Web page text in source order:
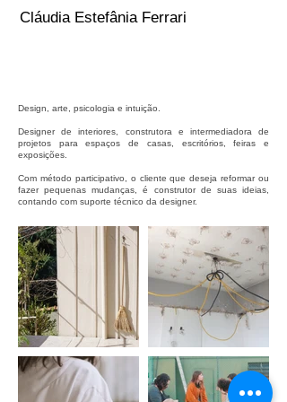
Cláudia Estefânia Ferrari
Design, arte, psicologia e intuição.
Designer de interiores, construtora e intermediadora de
projetos para espaços de casas, escritórios, feiras e
exposições.
Com método participativo, o cliente que deseja reformar ou
fazer pequenas mudanças, é construtor de suas ideias,
contando com suporte técnico da designer.